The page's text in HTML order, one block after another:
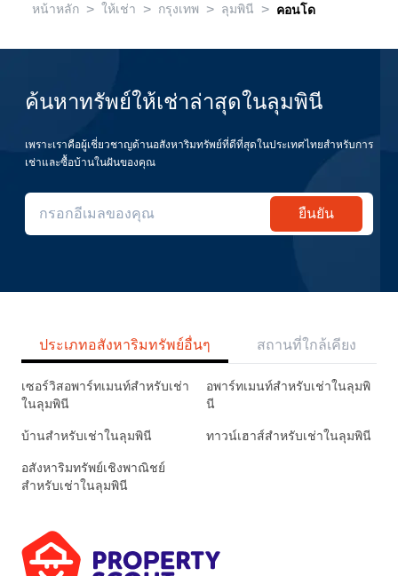
หน้าหลัก > ให้เช่า > กรุงเทพ > ลุมพินี > คอนโด
ค้นหาทรัพย์ให้เช่าล่าสุดในลุมพินี
เพราะเราคือผู้เชี่ยวชาญด้านอสังหาริมทรัพย์ที่ดีที่สุดในประเทศไทยสำหรับการ
เช่าและซื้อบ้านในฝันของคุณ
ยืนยัน
ประเภทอสังหาริมทรัพย์อื่นๆ สถานที่ใกล้เคียง
เซอร์วิสอพาร์ทเมนท์สำหรับเช่า
ในลุมพินี
อพาร์ทเมนท์สำหรับเช่าในลุมพิ
นี
บ้านสำหรับเช่าในลุมพินี ทาวน์เฮาส์สำหรับเช่าในลุมพินี
อสังหาริมทรัพย์เชิงพาณิชย์
สำหรับเช่าในลุมพินี